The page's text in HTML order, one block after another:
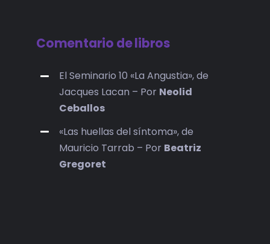
Comentario de libros
El Seminario 10 «La Angustia», de
Jacques Lacan – Por Neolid
Ceballos
«Las huellas del síntoma», de
Mauricio Tarrab – Por Beatriz
Gregoret